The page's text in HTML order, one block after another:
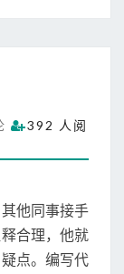
392 人阅
他同事接手
合理，他就
点。编写代